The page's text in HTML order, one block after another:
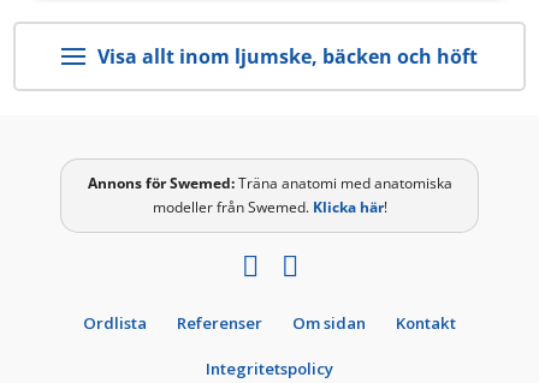
Visa allt inom ljumske, bäcken och höft
Annons förSwemed:Träna anatomi med anatomiska
modeller från Swemed. Klicka här!
Ordlista Referenser Om sidan Kontakt
Integritetspolicy